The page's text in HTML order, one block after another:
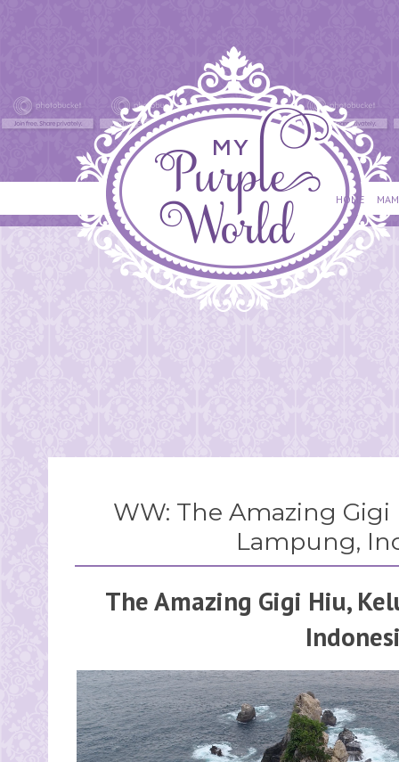
HOME
WW: The Amazing
Lampung,
The Amazing Gigi Hiu,